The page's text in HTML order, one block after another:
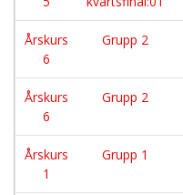
Årskurs
6
Grupp 2
Årskurs
6
Grupp 2
Årskurs
1
Grupp 1